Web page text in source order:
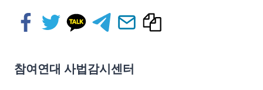
참여연대 사법감시센터